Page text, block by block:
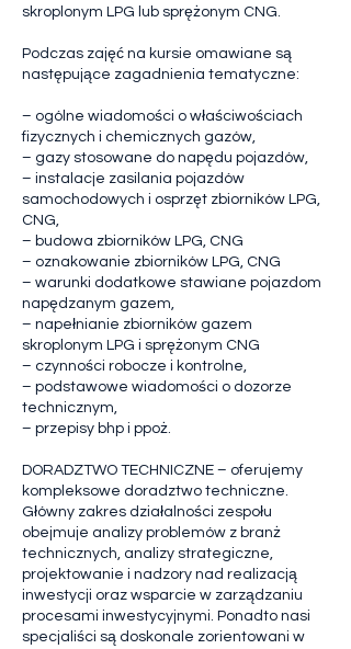
skroplonym LPG lub sprężonym CNG.
Podczas zajęć na kursie omawiane są
następujące zagadnienia tematyczne:
– ogólne wiadomości o właściwościach
fizycznych i chemicznych gazów,
– gazy stosowane do napędu pojazdów,
– instalacje zasilania pojazdów
samochodowych i osprzęt zbiorników LPG,
CNG,
– budowa zbiorników LPG, CNG
– oznakowanie zbiorników LPG, CNG
– warunki dodatkowe stawiane pojazdom
napędzanym gazem,
– napełnianie zbiorników gazem
skroplonym LPG i sprężonym CNG
– czynności robocze i kontrolne,
– podstawowe wiadomości o dozorze
technicznym,
– przepisy bhp i ppoż.
DORADZTWO TECHNICZNE – oferujemy
kompleksowe doradztwo techniczne.
Główny zakres działalności zespołu
obejmuje analizy problemów z branż
technicznych, analizy strategiczne,
projektowanie i nadzory nad realizacją
inwestycji oraz wsparcie w zarządzaniu
procesami inwestycyjnymi. Ponadto nasi
specjaliści są doskonale zorientowani w